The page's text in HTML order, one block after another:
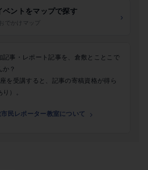
ベントをマップで探す
でかけマップ
›
記事・レポート記事を、倉敷とことこで
？
を受講すると、記事の寄稿資格が得ら
）。
民レポーター教室について